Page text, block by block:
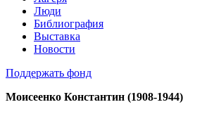
Люди
Библиография
Выставка
Новости
Поддержать фонд
Моисеенко Константин (1908-1944)